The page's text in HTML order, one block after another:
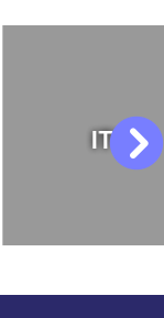
Next